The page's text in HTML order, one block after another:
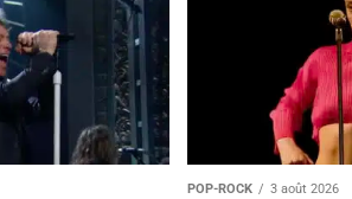
POP-ROCK 3 août 2026